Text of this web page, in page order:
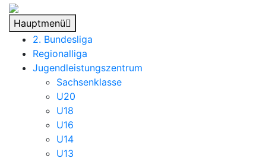
Hauptmenü
2. Bundesliga
Regionalliga
Jugendleistungszentrum
Sachsenklasse
U20
U18
U16
U14
U13